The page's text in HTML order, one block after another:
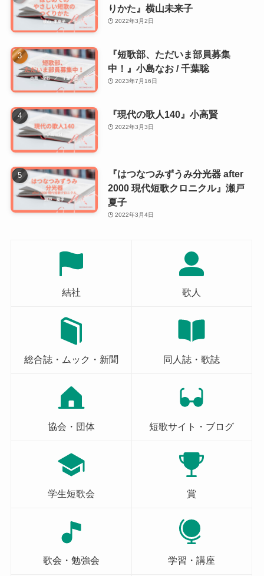
りかた』横山未来子
2022年3月2日
『短歌部、ただいま部員募集
中！』小島なお / 千葉聡
2023年7月16日
『現代の歌人140』小高賢
2022年3月3日
『はつなつみずうみ分光器 after
2000 現代短歌クロニクル』瀬戸
夏子
2022年3月4日
結社 歌人
総合誌・ムック・新聞 同人誌・歌誌
協会・団体 短歌サイト・ブログ
学生短歌会 賞
歌会・勉強会 学習・講座